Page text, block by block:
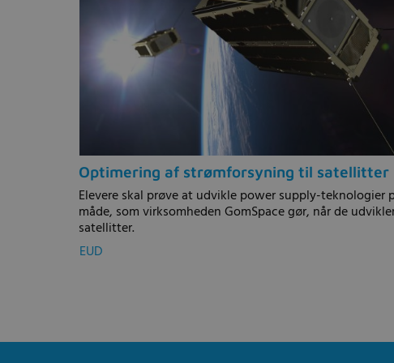
Optimering af strømforsyning til satellitter
Elevere skal prøve at udvikle power supply-teknologier
måde, som virksomheden GomSpace gør, når de
satellitter.
EUD